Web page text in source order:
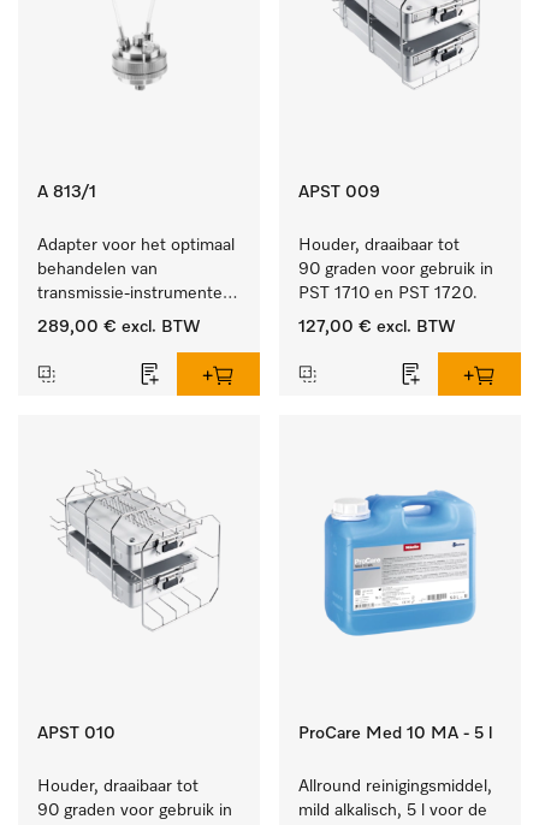
A 813/1
Adapter voor het optimaal
behandelen van
transmissie-instrumenten
met externe spray.
289,00 € excl. BTW
APST 009
Houder, draaibaar tot
90 graden voor gebruik in
PST 1710 en PST 1720.
127,00 € excl. BTW
APST 010
Houder, draaibaar tot
90 graden voor gebruik in
ProCare Med 10 MA - 5 l
Allround reinigingsmiddel,
mild alkalisch, 5 l voor de